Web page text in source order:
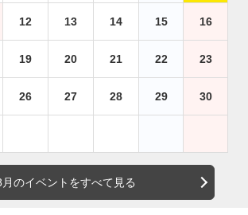
12 13 14 15 16
19 20 21 22 23
26 27 28 29 30
月のイベントをすべて見る